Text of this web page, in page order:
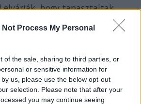
Not Process My Personal
of the sale, sharing to third parties, or
or sensitive information for
us, please use the below opt-out
selection. Please note that after your
you may continue seeing
hogy tapasztaltak,
kitűnő vendéglátó
munkáltatók olyan embereket
személyek szívesen látottak.
hatékonyan és magas
munkáját.